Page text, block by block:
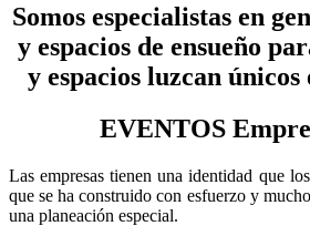
Somos especialistas en
y espacios de ensueño
y espacios luzcan
EVENTOS
Las empresas tienen una identidad que
que se ha construido con esfuerzo y
una planeación especial.